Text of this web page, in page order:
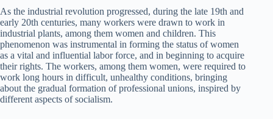
As the industrial revolution progressed, during the late 19th and
early 20th centuries, many workers were drawn to work in
industrial plants, among them women and children. This
phenomenon was instrumental in forming the status of women
as a vital and influential labor force, and in beginning to acquire
their rights. The workers, among them women, were required to
work long hours in difficult, unhealthy conditions, bringing
about the gradual formation of professional unions, inspired by
different aspects of socialism.